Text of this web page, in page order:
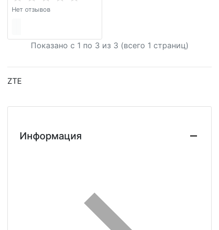
Нет отзывов
Показано с 1 по 3 из 3 (всего 1 страниц)
ZTE
Информация